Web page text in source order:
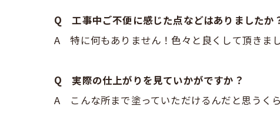
Q 工事中ご不便に感じた点などはありましたか
A 特に何もありません！色々と良くして頂きまし
Q 実際の仕上がりを見ていかがですか？
A こんな所まで塗っていただけるんだと思うく